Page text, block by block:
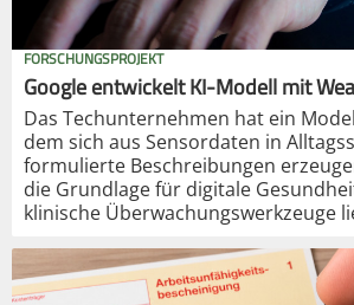
FORSCHUNGSPROJEKT
Google entwickelt KI-Modell mit
Das Techunternehmen hat ein
dem sich aus Sensordaten in
formulierte Beschreibungen
die Grundlage für digitale
klinische Überwachungswerkzeuge